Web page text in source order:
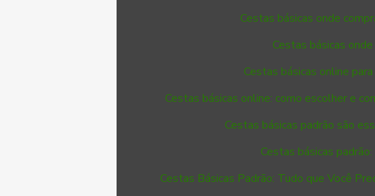
Cestas básicas onde
Cestas básicas
Cestas básicas online
Cestas básicas online: como escolher e
Cestas básicas padrão são
Cestas básicas
Cestas Básicas Padrão: Tudo que Você